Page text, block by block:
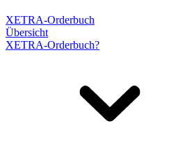
XETRA-Orderbuch
Übersicht
XETRA-Orderbuch?